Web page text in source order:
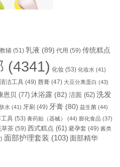
辅 (51) 乳液 (89) 代用 (59) 传统糕点
(4341) 化妆 (53) 化妆水 (41)
洁工具 (49) 唇膏 (47) 大豆分离蛋白 (43)
恩贝 (77) 沐浴露 (82) 洁面 (62) 洗发
水 (41) 牙刷 (49) 牙膏 (80) 益生菌 (44)
具 (53) 膏药贴（器械） (44) 膨化食品 (37)
草茶 (59) 西式糕点 (61) 避孕套 (49) 酱类
面部护理套装 (103) 面部精华